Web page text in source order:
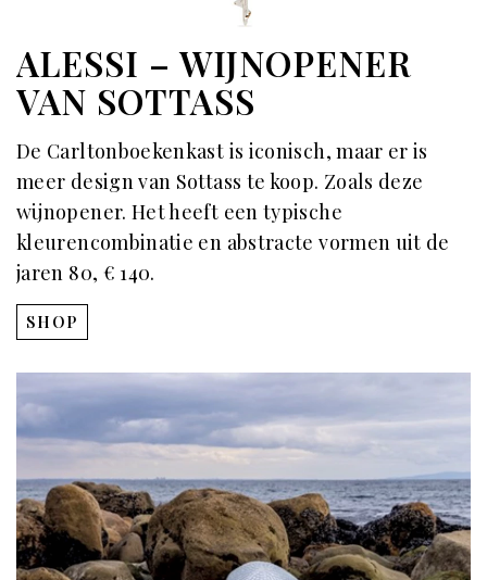
ALESSI – WIJNOPENER
VAN SOTTASS
De Carltonboekenkast is iconisch, maar er is
meer design van Sottass te koop. Zoals deze
wijnopener. Het heeft een typische
kleurencombinatie en abstracte vormen uit de
jaren 80, € 140.
SHOP